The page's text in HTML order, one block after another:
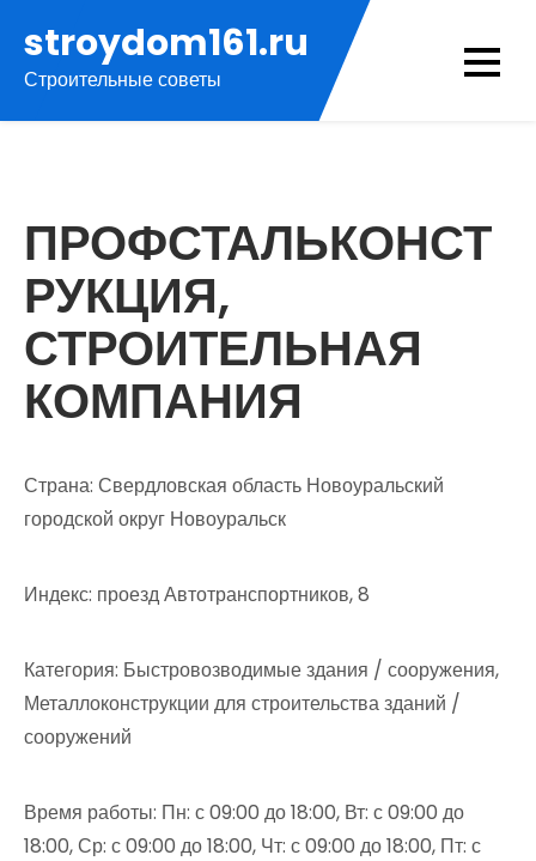
содержимому
stroydom161.ru
Строительные советы
ПРОФСТАЛЬКОНСТ
РУКЦИЯ,
СТРОИТЕЛЬНАЯ
КОМПАНИЯ
Страна: Свердловская область Новоуральский
городской округ Новоуральск
Индекс: проезд Автотранспортников, 8
Категория: Быстровозводимые здания / сооружения,
Металлоконструкции для строительства зданий /
сооружений
Время работы: Пн: с 09:00 до 18:00, Вт: с 09:00 до
18:00, Ср: с 09:00 до 18:00, Чт: с 09:00 до 18:00, Пт: с